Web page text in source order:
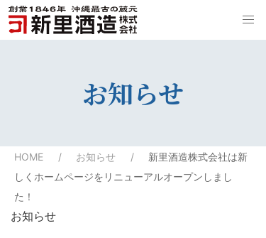
お知らせ
HOME お知らせ
新里酒造株式会社は新
しくホームページをリニューアルオープンしまし
た！
お知らせ